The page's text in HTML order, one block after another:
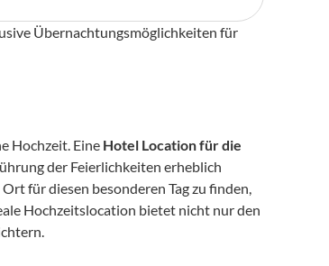
Übernachtungsmöglichkeiten für
Hochzeit. Eine Hotel Location für die
der Feierlichkeiten erheblich
für diesen besonderen Tag zu finden,
Hochzeitslocation bietet nicht nur den